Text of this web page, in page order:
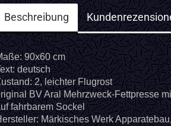
Beschreibung
90x60 cm
deutsch
2, leichter Flugrost
BV Aral Mehrzweck-Fettpresse
fahrbarem Sockel
Märkisches Werk